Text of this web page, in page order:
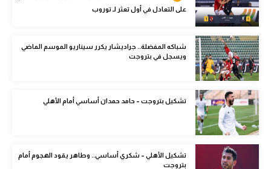
كرة طائرة
الوطن العربي
في المونديال
رياضة نسائية
آسيا
أمريكا
ركن الألعاب
على التعادل في أول تعثر لـ توروب
شباكه المفضلة.. جراديشار يكرر سيناريو الموسم الماضي
ويسجل في بتروجت
تشكيل بتروجت – حامد حمدان أساسي أمام الأهلي
تشكيل الأهلي – شكري أساسي.. وطاهر يقود الهجوم أمام
بتروجت